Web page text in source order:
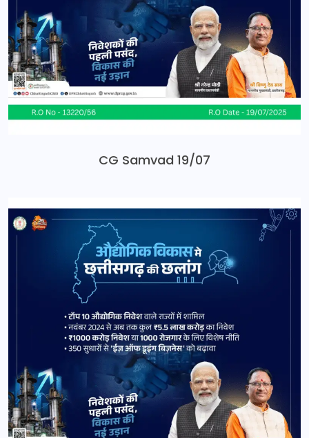
CG Samvad 19/07